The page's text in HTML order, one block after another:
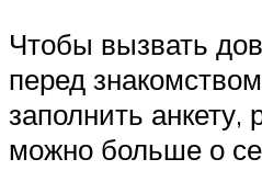
Чтобы вызвать
перед
заполнить анкету,
можно больше о